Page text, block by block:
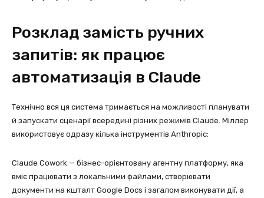
Розклад замість ручних
запитів: як працює
автоматизація в Claude
Технічно вся ця система тримається на можливості планувати
й запускати сценарії всередині різних режимів Claude. Міллер
використовує одразу кілька інструментів Anthropic:
Claude Cowork — бізнес-орієнтовану агентну платформу, яка
вміє працювати з локальними файлами, створювати
документи на кшталт Google Docs і загалом виконувати дії, а